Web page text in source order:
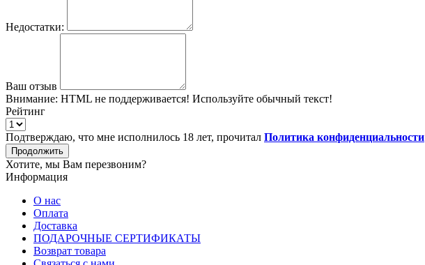
Недостатки:
Ваш отзыв
Внимание: HTML не поддерживается! Используйте обычный текст!
Рейтинг
Подтверждаю, что мне исполнилось 18 лет, прочитал Политика конфиденциальности
Продолжить
Хотите, мы Вам перезвоним?
Информация
О нас
Оплата
Доставка
ПОДАРОЧНЫЕ СЕРТИФИКАТЫ
Возврат товара